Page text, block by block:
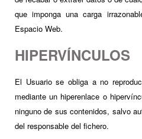
que imponga una carga
Espacio Web.
HIPERVÍNCULOS
El Usuario se obliga a no
mediante un hiperenlace o
ninguno de sus contenidos, salvo
del responsable del fichero.